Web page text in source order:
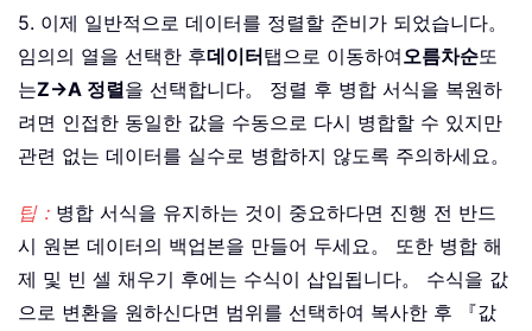
5. 이제 일반적으로 데이터를 정렬할 준비가 되었습니다。
임의의 열을 선택한 후데이터탭으로 이동하여오름차순또
는Z→A 정렬을 선택합니다。 정렬 후 병합 서식을 복원하
려면 인접한 동일한 값을 수동으로 다시 병합할 수 있지만
관련 없는 데이터를 실수로 병합하지 않도록 주의하세요。
팁： 병합 서식을 유지하는 것이 중요하다면 진행 전 반드
시 원본 데이터의 백업본을 만들어 두세요。 또한 병합 해
제 및 빈 셀 채우기 후에는 수식이 삽입됩니다。 수식을 값
으로 변환을 원하신다면 범위를 선택하여 복사한 후 『값